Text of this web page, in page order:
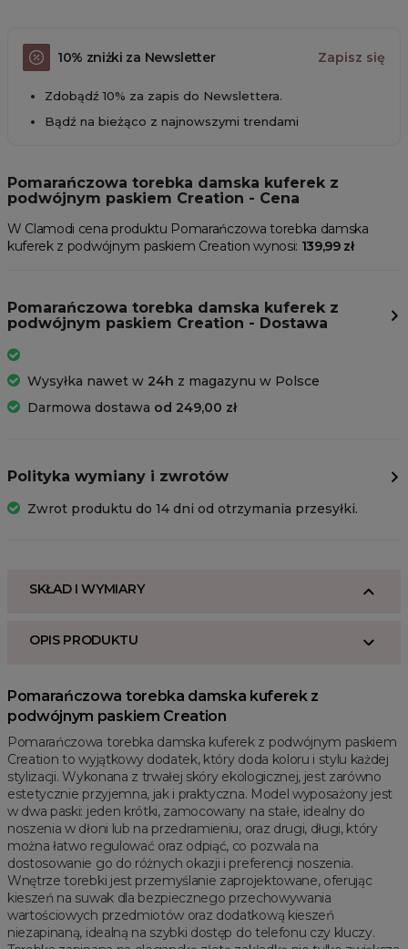
10% zniżki za Newsletter Zapisz się
Zdobądź 10% za zapis do Newslettera.
Bądź na bieżąco z najnowszymi trendami
Pomarańczowa torebka damska kuferek z
podwójnym paskiem Creation - Cena
W Clamodi cena produktu Pomarańczowa torebka damska
kuferek z podwójnym paskiem Creation wynosi: 139,99 zł
Pomarańczowa torebka damska kuferek z
podwójnym paskiem Creation - Dostawa
Wysyłka nawet w 24h z magazynu w Polsce
Darmowa dostawa od 249,00 zł
Polityka wymiany i zwrotów
Zwrot produktu do 14 dni od otrzymania przesyłki.
SKŁAD I WYMIARY
OPIS PRODUKTU
Pomarańczowa torebka damska kuferek z
podwójnym paskiem Creation
Pomarańczowa torebka damska kuferek z podwójnym paskiem
Creation to wyjątkowy dodatek, który doda koloru i stylu każdej
stylizacji. Wykonana z trwałej skóry ekologicznej, jest zarówno
estetycznie przyjemna, jak i praktyczna. Model wyposażony jest
w dwa paski: jeden krótki, zamocowany na stałe, idealny do
noszenia w dłoni lub na przedramieniu, oraz drugi, długi, który
można łatwo regulować oraz odpiąć, co pozwala na
dostosowanie go do różnych okazji i preferencji noszenia.
Wnętrze torebki jest przemyślanie zaprojektowane, oferując
kieszeń na suwak dla bezpiecznego przechowywania
wartościowych przedmiotów oraz dodatkową kieszeń
niezapinaną, idealną na szybki dostęp do telefonu czy kluczy.